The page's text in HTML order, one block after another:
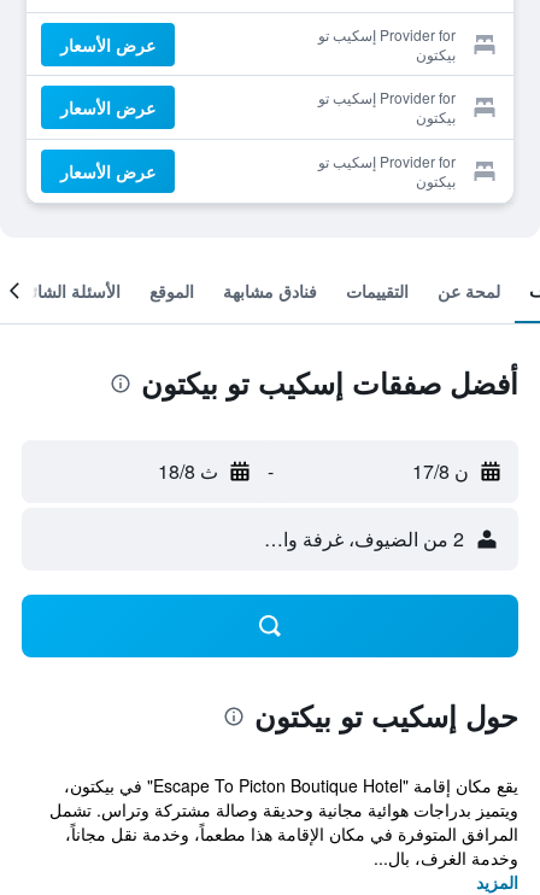
Provider for إسكيب تو
بيكتون
عرض الأسعار
Provider for إسكيب تو
بيكتون
عرض الأسعار
Provider for إسكيب تو
بيكتون
عرض الأسعار
لمحة عن التقييمات فنادق مشابهة الموقع الأسئلة الشائعة
أفضل صفقات إسكيب تو بيكتون
ن 17/8 - ث 18/8
2 من الضيوف، غرفة واحدة
حول إسكيب تو بيكتون
يقع مكان إقامة "Escape To Picton Boutique Hotel" في بيكتون،
ويتميز بدراجات هوائية مجانية وحديقة وصالة مشتركة وتراس. تشمل
المرافق المتوفرة في مكان الإقامة هذا مطعماً، وخدمة نقل مجاناً،
وخدمة الغرف، بال...
المزيد